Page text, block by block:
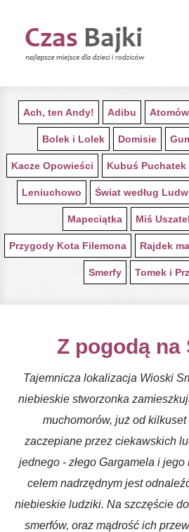
STRONA GŁÓWNA Z BAJKAMI
Ach, ten Andy! Adibu
Bolek i Lolek Domisie
Kacze Opowieści Kubuś Puchatek
Leniuchowo Świat według
Mapeciątka Miś
Przygody Kota Filemona Rajdek
Smerfy Tomek i
Z pogodą na
Tajemnicza lokalizacja Wioski
niebieskie stworzonka
muchomorów, już od
zaczepiane przez ciekawskich
jednego - złego Gargamela i
celem nadrzędnym jest
niebieskie ludziki. Na szczęście
smerfów, oraz mądrość ich